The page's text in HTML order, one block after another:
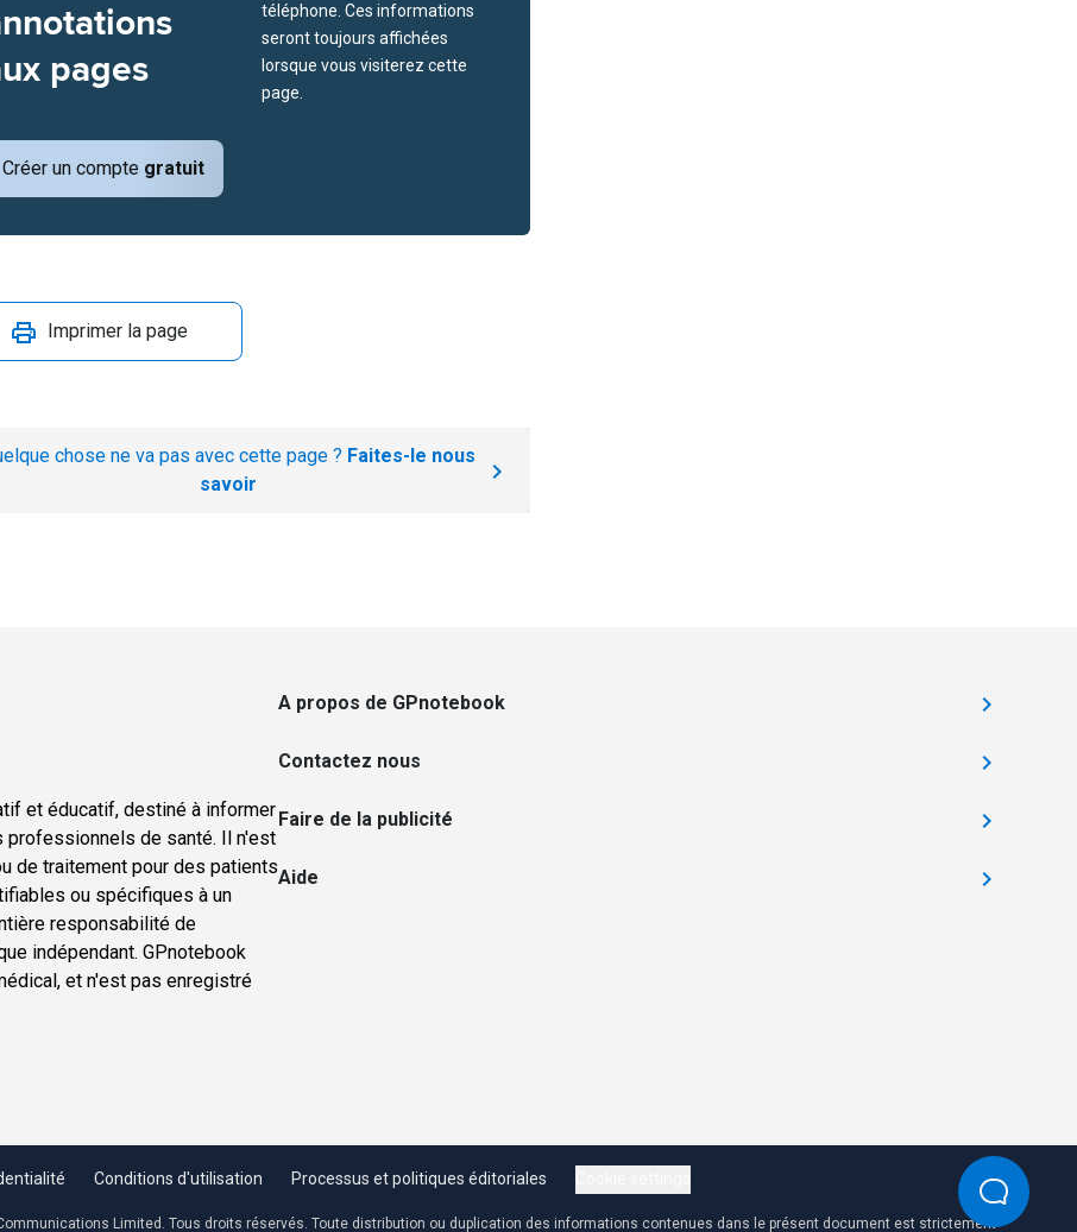
pages
Créer un compte gratuit
téléphone. Ces informations
seront toujours affichées
lorsque vous visiterez cette
page.
Imprimer la page
chose ne va pas avec cette page ? Faites-le nous
savoir
et éducatif, destiné à informer
de santé. Il n'est
de traitement pour des patients
ou spécifiques à un
responsabilité de
indépendant. GPnotebook
et n'est pas enregistré
A propos de GPnotebook
Contactez nous
Faire de la publicité
Aide
Conditions d'utilisation Processus et politiques éditoriales
Limited. Tous droits réservés. Toute distribution ou duplication des informations contenues dans le présent document est strictement